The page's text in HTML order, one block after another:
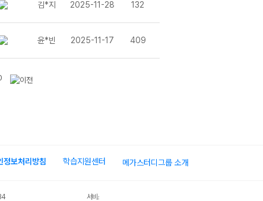
전범위>
11 도형의 이동
10 원의 방정식
수열의 합
09 직선의 방정식
지수함수와 로그함수의 활용
지수와 로그
김*지 2025-11-28 132
윤*빈 2025-11-17 409
정보처리방침 학습지원센터 메가스터디그룹 소개
서비스 가입사실 확인